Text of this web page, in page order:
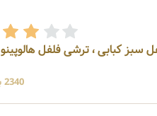
کبابی ، ترشی فلفل هالوپینو
2340 بازدید